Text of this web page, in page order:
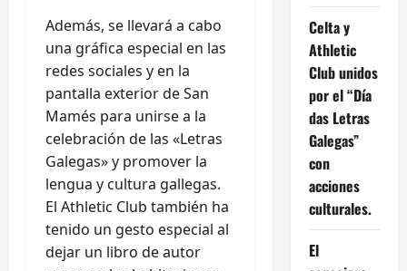
Además, se llevará a cabo
una gráfica especial en las
redes sociales y en la
pantalla exterior de San
Mamés para unirse a la
celebración de las «Letras
Galegas» y promover la
lengua y cultura gallegas.
El Athletic Club también ha
tenido un gesto especial al
dejar un libro de autor
Celta y
Athletic
Club unidos
por el “Día
das Letras
Galegas”
con
acciones
culturales.
El